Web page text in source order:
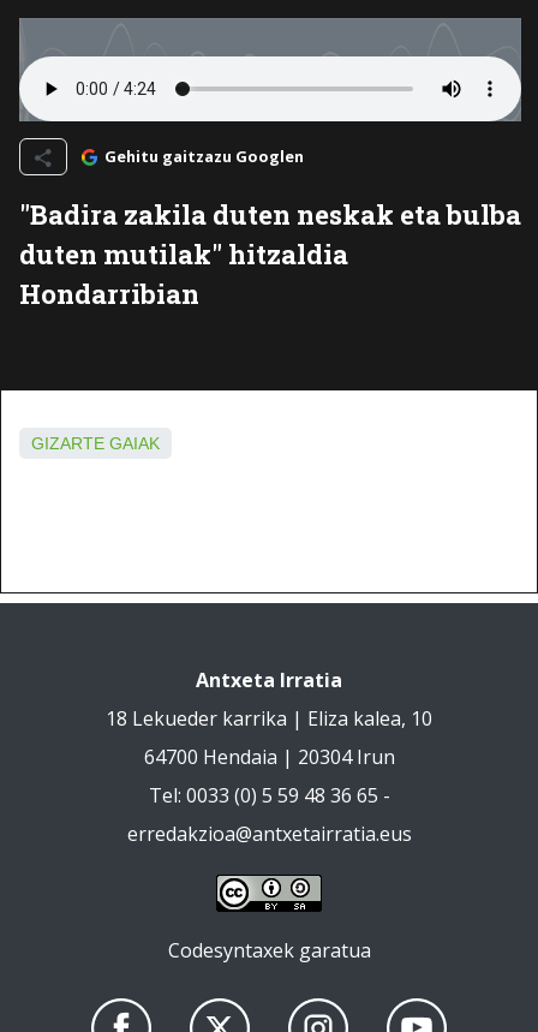
Gehitu gaitzazu Googlen
"Badira zakila duten neskak eta bulba
duten mutilak" hitzaldia
Hondarribian
GIZARTE GAIAK
Antxeta Irratia
18 Lekueder karrika | Eliza kalea, 10
64700 Hendaia | 20304 Irun
Tel: 0033 (0) 5 59 48 36 65 -
erredakzioa@antxetairratia.eus
Codesyntaxek garatua